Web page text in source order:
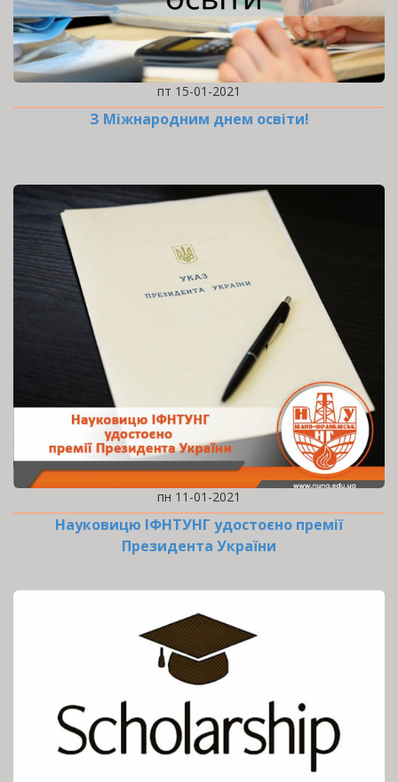
пт 15-01-2021
З Міжнародним днем освіти!
пн 11-01-2021
Науковицю ІФНТУНГ удостоєно премії
Президента України